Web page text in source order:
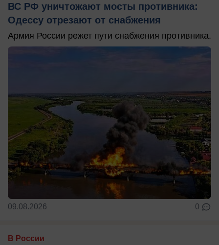
ВС РФ уничтожают мосты противника:
Одессу отрезают от снабжения
Армия России режет пути снабжения противника.
09.08.2026 0
В России